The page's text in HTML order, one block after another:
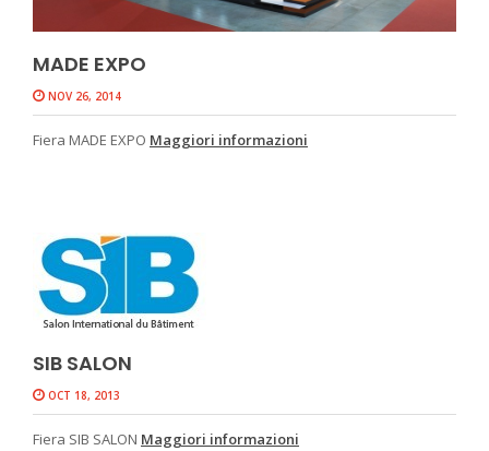
MADE EXPO
NOV 26, 2014
Fiera MADE EXPO Maggiori informazioni
SIB SALON
OCT 18, 2013
Fiera SIB SALON Maggiori informazioni